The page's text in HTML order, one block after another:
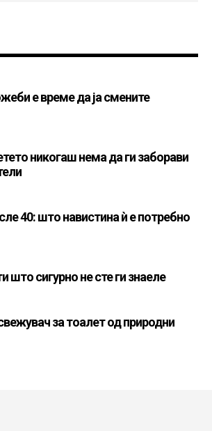
е време да ја смените
никогаш нема да ги заборави
40: што навистина ѝ е потребно
што сигурно не сте ги знаеле
за тоалет од природни